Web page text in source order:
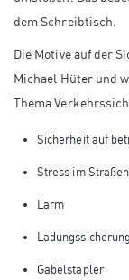
dem Schreibtisch.
Die Motive auf der
Michael Hüter und
Thema
Sicherheit auf
Stress im
Lärm
Ladungssicherung
Gabelstapler